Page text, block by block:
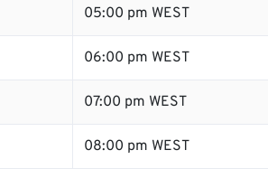
05:00 pm WEST
06:00 pm WEST
07:00 pm WEST
08:00 pm WEST